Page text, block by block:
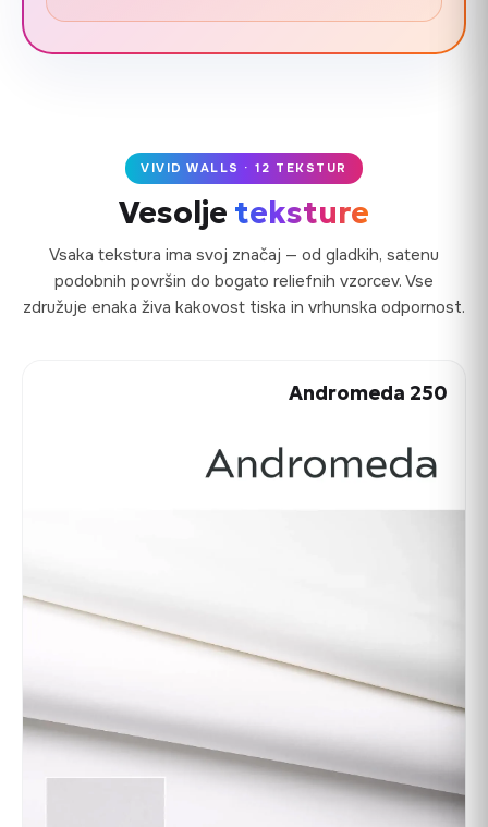
VIVID WALLS · 12 TEKSTUR
Vesolje teksture
Vsaka tekstura ima svoj značaj — od gladkih, satenu
podobnih površin do bogato reliefnih vzorcev. Vse
združuje enaka živa kakovost tiska in vrhunska odpornost.
Andromeda 250